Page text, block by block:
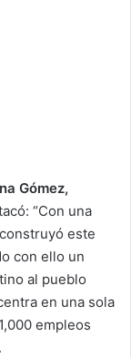
Gómez,
“Con una
este
con ello un
al pueblo
en una sola
empleos